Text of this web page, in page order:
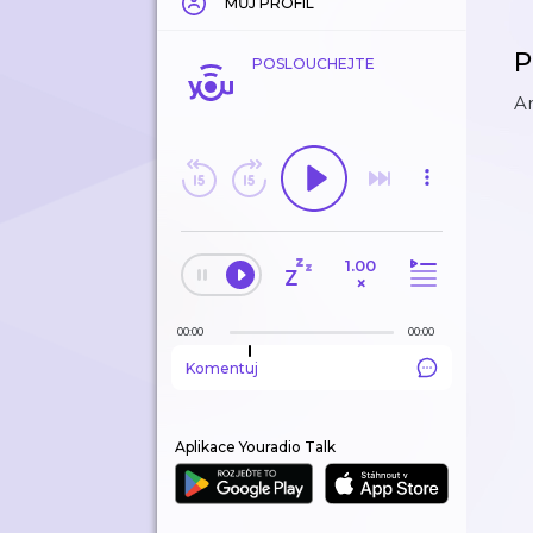
POSLOUCHEJTE
1.00
×
00:00 00:00
Komentuj
Aplikace Youradio Talk